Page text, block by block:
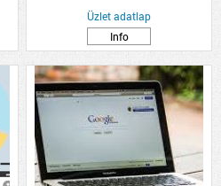
Üzlet adatlap
Info